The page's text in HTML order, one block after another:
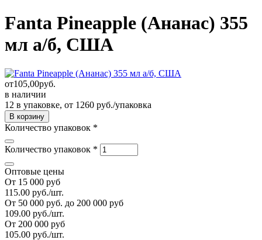
Fanta Pineapple (Ананас) 355
мл а/б, США
от105,00руб.
в наличии
12 в упаковке, от 1260 руб./упаковка
Количество упаковок *
Количество упаковок *
Оптовые цены
От 15 000 руб
115.00 руб./шт.
От 50 000 руб. до 200 000 руб
109.00 руб./шт.
От 200 000 руб
105.00 руб./шт.